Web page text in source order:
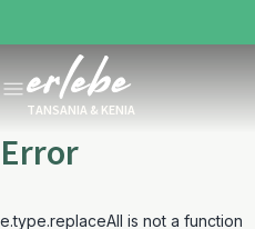
TANSANIA & KENIA
Error
e.type.replaceAll is not a function